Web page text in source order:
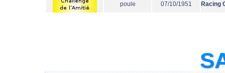
poule 07/10/1951 Racing